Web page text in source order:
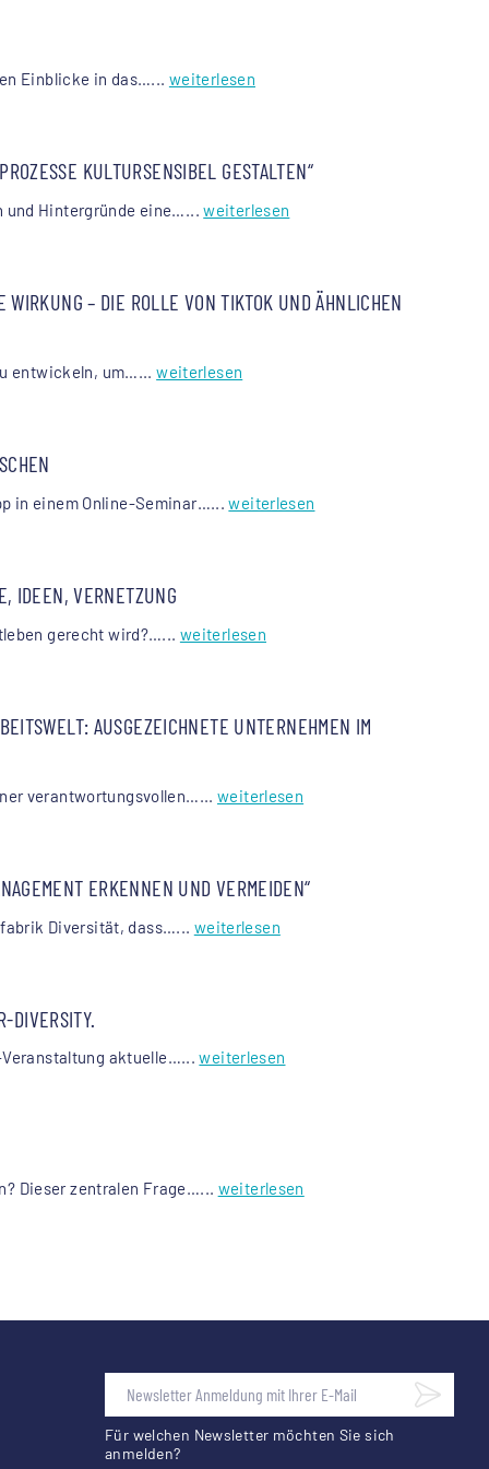
Einblicke in das…... weiterlesen
KULTURSENSIBEL GESTALTEN“
und Hintergründe eine…... weiterlesen
– DIE ROLLE VON TIKTOK UND ÄHNLICHEN P
entwickeln, um…... weiterlesen
in einem Online-Seminar…... weiterlesen
IDEEN, VERNETZUNG
gerecht wird?…... weiterlesen
AUSGEZEICHNETE UNTERNEHMEN IM
verantwortungsvollen…... weiterlesen
ERKENNEN UND VERMEIDEN“
Diversität, dass…... weiterlesen
DIVERSITY.
Veranstaltung aktuelle…... weiterlesen
Dieser zentralen Frage…... weiterlesen
Für welchen Newsletter möchten Sie sich
anmelden?